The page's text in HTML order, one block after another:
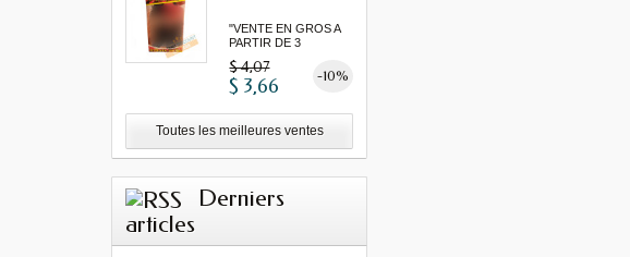
"VENTE EN GROS A
PARTIR DE 3
$ 4,07 -10%
$ 3,66
Toutes les meilleures ventes
Derniers
articles